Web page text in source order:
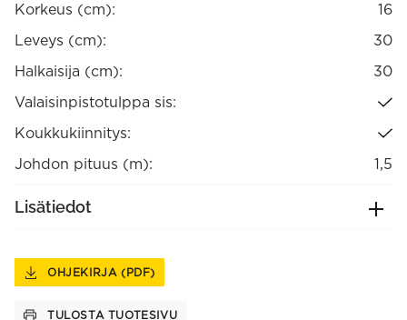
Korkeus (cm):
16
Leveys (cm):
30
Halkaisija (cm):
30
Valaisinpistotulppa sis:
Koukkukiinnitys:
Johdon pituus (m):
1,5
Lisätiedot
OHJEKIRJA (PDF)
TULOSTA TUOTESIVU